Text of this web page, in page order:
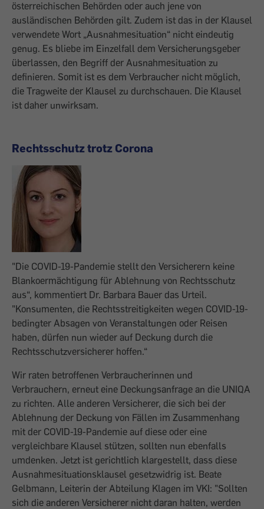
österreichischen Behörden oder auch jene von
ausländischen Behörden gilt. Zudem ist das in der Klausel
verwendete Wort „Ausnahmesituation“ nicht eindeutig
genug. Es bliebe im Einzelfall dem Versicherungsgeber
überlassen, den Begriff der Ausnahmesituation zu
definieren. Somit ist es dem Verbraucher nicht möglich,
die Tragweite der Klausel zu durchschauen. Die Klausel
ist daher unwirksam.
Rechtsschutz trotz Corona
"Die COVID-19-Pandemie stellt den Versicherern keine
Blankoermächtigung für Ablehnung von Rechtsschutz
aus“, kommentiert Dr. Barbara Bauer das Urteil.
"Konsumenten, die Rechtsstreitigkeiten wegen COVID-19-
bedingter Absagen von Veranstaltungen oder Reisen
haben, dürfen nun wieder auf Deckung durch die
Rechtsschutzversicherer hoffen.“
Wir raten betroffenen Verbraucherinnen und
Verbrauchern, erneut eine Deckungsanfrage an die UNIQA
zu richten. Alle anderen Versicherer, die sich bei der
Ablehnung der Deckung von Fällen im Zusammenhang
mit der COVID-19-Pandemie auf diese oder eine
vergleichbare Klausel stützen, sollten nun ebenfalls
umdenken. Jetzt ist gerichtlich klargestellt, dass diese
Ausnahmesituationsklausel gesetzwidrig ist. Beate
Gelbmann, Leiterin der Abteilung Klagen im VKI: "Sollten
sich die anderen Versicherer nicht daran halten, werden